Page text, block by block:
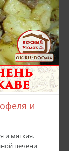
и
и мягкая.
печени